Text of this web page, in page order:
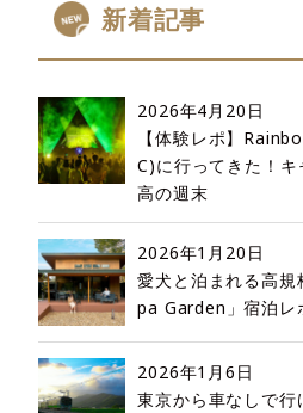
新着記事
2026年4月20日
【体験レポ】
C)に行ってきた！
高の週末
2026年1月20日
愛犬と泊まれる高
pa Garden」宿泊レ
2026年1月6日
東京から車なしで行